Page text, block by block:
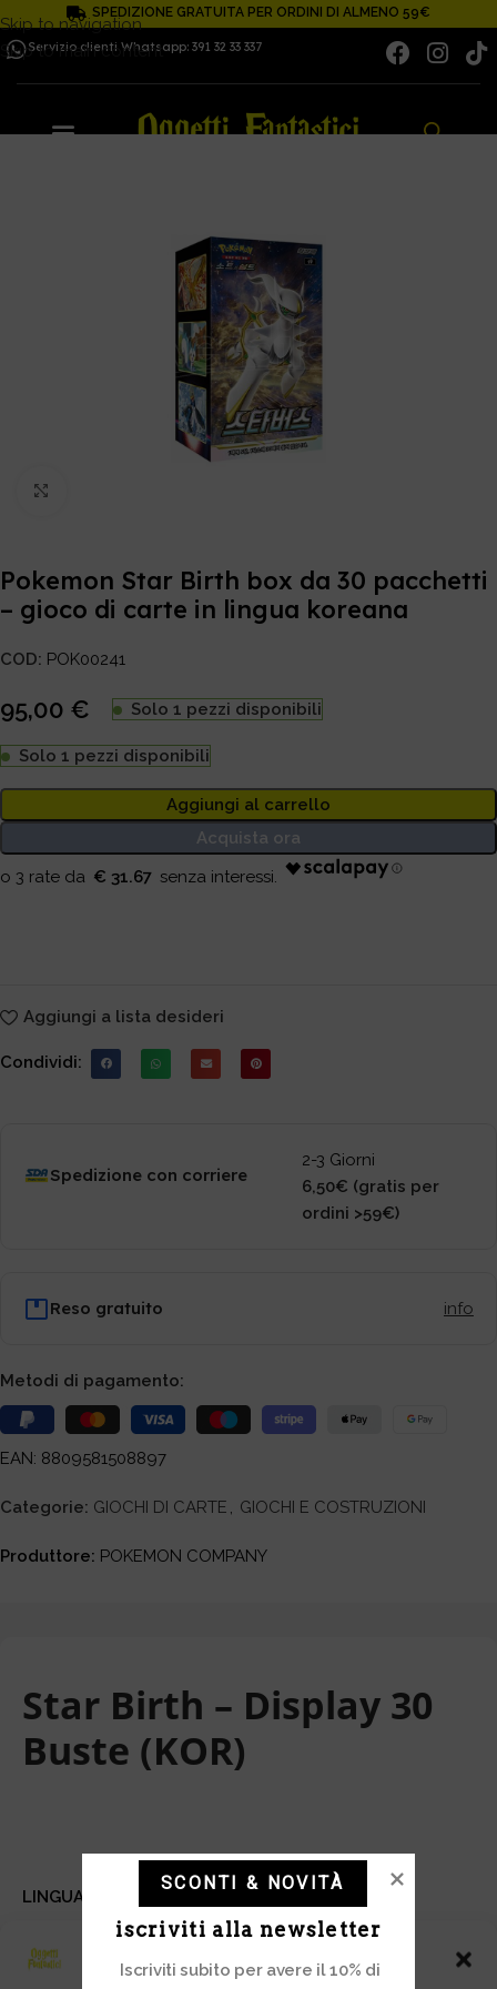
Gestisci Consenso
Skip to navigation
Skip to main content
SPEDIZIONE GRATUITA PER ORDINI DI ALMENO 59€
Servizio clienti Whatsapp: 391 32 33 337
Pokemon Star Birth box da 30 pacchetti
– gioco di carte in lingua koreana
COD: POK00241
95,00 € Solo 1 pezzi disponibili
Solo 1 pezzi disponibili
Aggiungi al carrello
Acquista ora
€ 31.67
Aggiungi a lista desideri
Condividi:
Spedizione con corriere
2-3 Giorni
6,50€ (gratis per
ordini >59€)
Reso gratuito info
Metodi di pagamento:
EAN: 8809581508897
Categorie: GIOCHI DI CARTE , GIOCHI E COSTRUZIONI
Produttore: POKEMON COMPANY
Star Birth – Display 30
Buste (KOR)
LINGUA: KOREANO
SCONTI & NOVITÀ
iscriviti alla newsletter
Iscriviti subito per avere il 10% di